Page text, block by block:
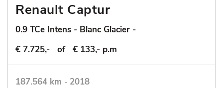
Renault Captur
0.9 TCe Intens - Blanc Glacier -
€ 7.725,-
of € 133,- p.m
187.564 km - 2018